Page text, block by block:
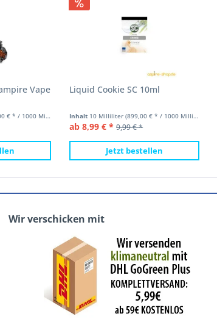
Vape
* / 1000 Milliliter)
Liquid Cookie SC 10ml
Inhalt 10 Milliliter(899,00 € * / 1000 Milliliter)
ab 8,99 € * 9,99 € *
Jetzt bestellen
Wir verschicken mit